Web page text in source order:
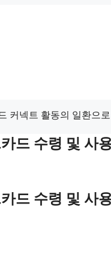
커넥트 활동의 일환으
드 수령 및 사
드 수령 및 사